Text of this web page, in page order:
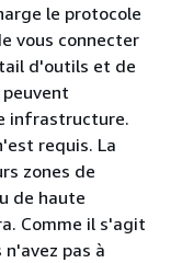
le protocole
vous connecter
d'outils et de
infrastructure.
requis. La
zones de
de haute
Comme il s'agit
pas à